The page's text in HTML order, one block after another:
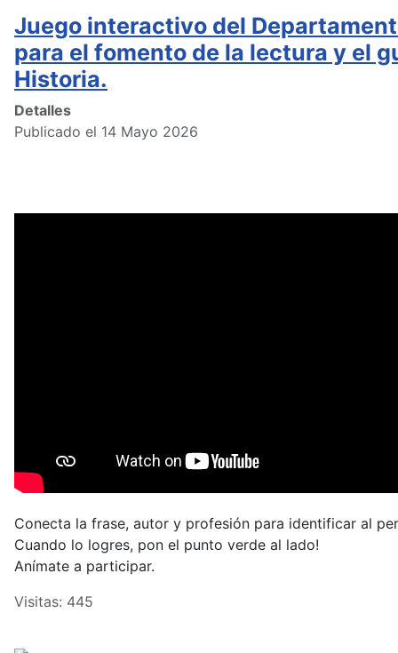
Juego interactivo del
para el fomento de la lectura y el
Historia.
Detalles
Publicado el 14 Mayo 2026
Conecta la frase, autor y profesión para identificar al
Cuando lo logres, pon el punto verde al lado!
Anímate a participar.
Visitas: 445